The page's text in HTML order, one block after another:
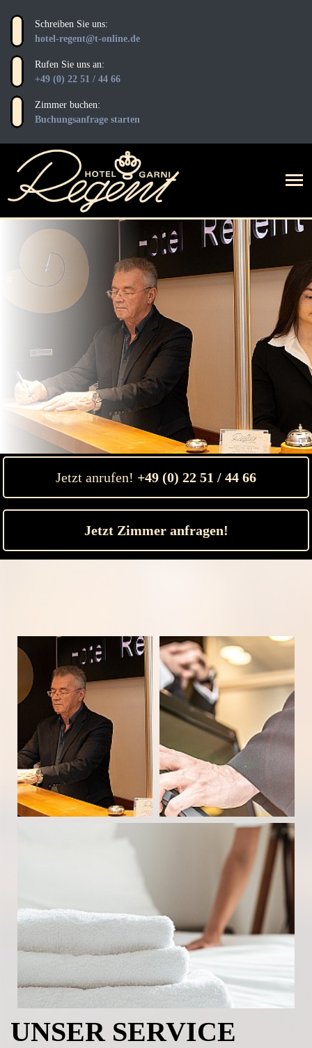
Schreiben Sie uns:
hotel-regent@t-online.de
Rufen Sie uns an:
+49 (0) 22 51 / 44 66
Zimmer buchen:
Buchungsanfrage starten
Jetzt anrufen! +49 (0) 22 51 / 44 66
Jetzt Zimmer anfragen!
UNSER SERVICE